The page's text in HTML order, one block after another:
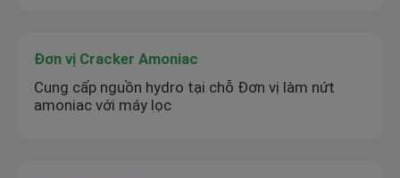
Đơn vị Cracker Amoniac
Cung cấp nguồn hydro tại chỗ Đơn vị làm nứt
amoniac với máy lọc